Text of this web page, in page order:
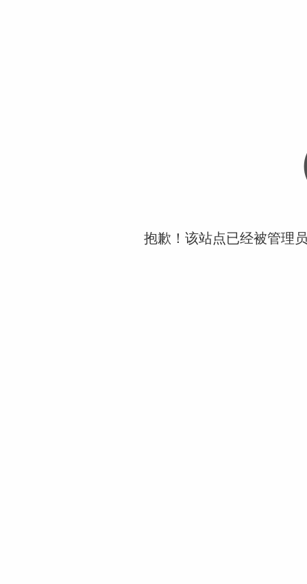
抱歉！该站点已经被管理